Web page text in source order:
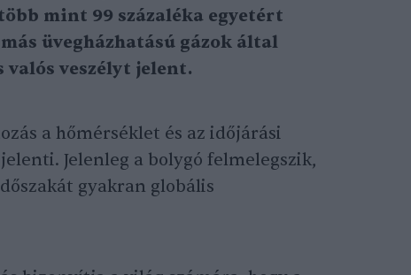
mint 99 százaléka egyetért
üvegházhatású gázok által
valós veszélyt jelent.
a hőmérséklet és az időjárási
Jelenleg a bolygó felmelegszik,
gyakran globális